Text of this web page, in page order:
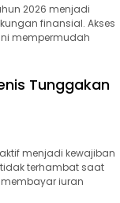
2026 menjadi
finansial. Akses
mempermudah
Tunggakan
menjadi kewajiban
terhambat saat
iuran